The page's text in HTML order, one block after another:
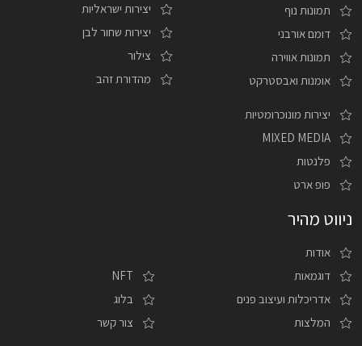
תמונות נוף
דומם אורבני
תמונות אווירה
אומנות ואבסטרקט
יצירות ישראליות
יצירות שחור לבן
צילור
מהדורת זהב
יצירות מונוכרומטיות
MIXED MEDIA
פלנטות
פופ ארט
ניווט מהיר
אודות
דוגמאות
אדריכלות ועיצוב פנים
המלצות
NFT
בלוג
צור קשר